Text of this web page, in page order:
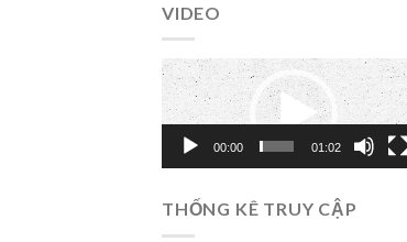
VIDEO
Trình
chơi
Video
00:00 01:02
THỐNG KÊ TRUY CẬP